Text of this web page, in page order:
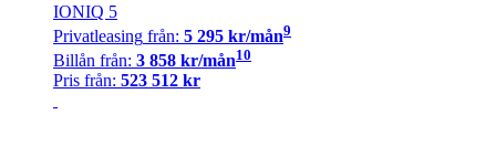
IONIQ 5
Privatleasing från: 5 295 kr/mån9
Billån från: 3 858 kr/mån10
Pris från: 523 512 kr